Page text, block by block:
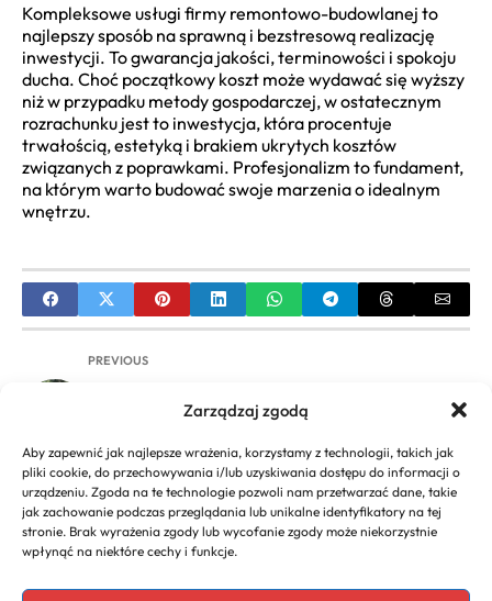
Zarządzaj zgodą
Aby zapewnić jak najlepsze wrażenia, korzystamy z technologii, takich jak
pliki cookie, do przechowywania i/lub uzyskiwania dostępu do informacji o
urządzeniu. Zgoda na te technologie pozwoli nam przetwarzać dane, takie
jak zachowanie podczas przeglądania lub unikalne identyfikatory na tej
stronie. Brak wyrażenia zgody lub wycofanie zgody może niekorzystnie
wpłynąć na niektóre cechy i funkcje.
Kompleksowe usługi firmy remontowo-budowlanej to
najlepszy sposób na sprawną i bezstresową realizację
inwestycji. To gwarancja jakości, terminowości i spokoju
ducha. Choć początkowy koszt może wydawać się wyższy
niż w przypadku metody gospodarczej, w ostatecznym
rozrachunku jest to inwestycja, która procentuje
trwałością, estetyką i brakiem ukrytych kosztów
związanych z poprawkami. Profesjonalizm to fundament,
na którym warto budować swoje marzenia o idealnym
wnętrzu.
PREVIOUS
survivalowe wzmacniają strategię employer
NEXT
Profesjonalna firma sprzątająca w Warszawie |
Porady, jak wybrać